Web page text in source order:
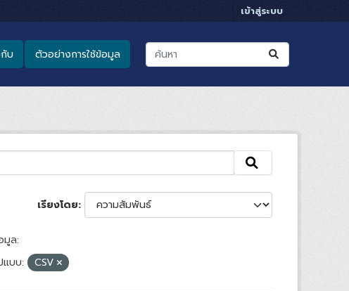
เข้าสู่ระบบ
บ ตัวอย่างการใช้ข้อมูล
เรียงโดย
มูล:
แบบ: CSV